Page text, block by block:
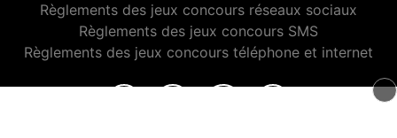
Règlements des jeux concours réseaux sociaux
Règlements des jeux concours SMS
Règlements des jeux concours téléphone et internet